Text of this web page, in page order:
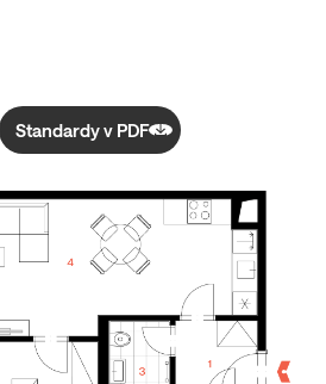
Standardy v PDF